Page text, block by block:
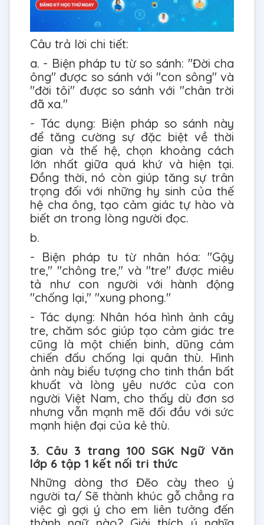
Câu trả lời chi tiết:
a. - Biện pháp tu từ so sánh: "Đời cha
ông" được so sánh với "con sông" và
"đời tôi" được so sánh với "chân trời
đã xa."
- Tác dụng: Biện pháp so sánh này
để tăng cường sự đặc biệt về thời
gian và thế hệ, chọn khoảng cách
lớn nhất giữa quá khứ và hiện tại.
Đồng thời, nó còn giúp tăng sự trân
trọng đối với những hy sinh của thế
hệ cha ông, tạo cảm giác tự hào và
biết ơn trong lòng người đọc.
b.
- Biện pháp tu từ nhân hóa: "Gậy
tre," "chông tre," và "tre" được miêu
tả như con người với hành động
"chống lại," "xung phong."
- Tác dụng: Nhân hóa hình ảnh cây
tre, chăm sóc giúp tạo cảm giác tre
cũng là một chiến binh, dũng cảm
chiến đấu chống lại quân thù. Hình
ảnh này biểu tượng cho tinh thần bất
khuất và lòng yêu nước của con
người Việt Nam, cho thấy dù đơn sơ
nhưng vẫn mạnh mẽ đối đầu với sức
mạnh hiện đại của kẻ thù.
3. Câu 3 trang 100 SGK Ngữ Văn
lớp 6 tập 1 kết nối tri thức
Những dòng thơ Đẽo cày theo ý
người ta/ Sẽ thành khúc gỗ chẳng ra
việc gì gợi ý cho em liên tưởng đến